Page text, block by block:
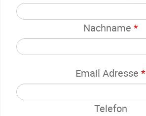
Nachname *
Email Adresse *
Telefon